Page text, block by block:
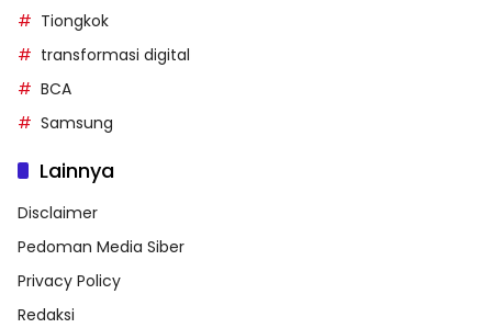
Tiongkok
transformasi digital
BCA
Samsung
Lainnya
Disclaimer
Pedoman Media Siber
Privacy Policy
Redaksi